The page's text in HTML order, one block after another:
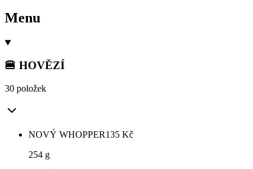
Menu
🍔 HOVĚZÍ
30 položek
NOVÝ WHOPPER135 Kč
254 g